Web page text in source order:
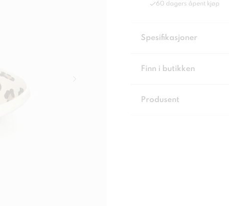
60 dagers åpent kjøp
Spesifikasjoner
Finn i butikken
Produsent